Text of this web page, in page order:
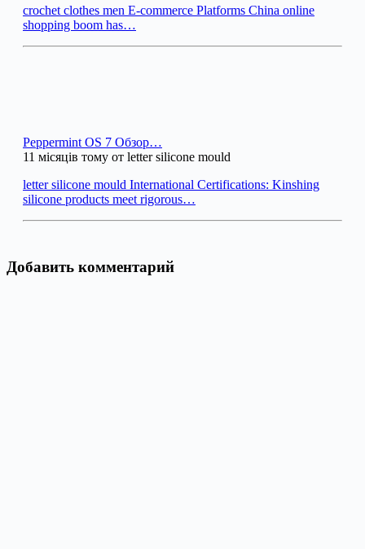
crochet clothes men E-commerce Platforms China online
shopping boom has…
Peppermint OS 7 Обзор…
11 місяців тому от letter silicone mould
letter silicone mould International Certifications: Kinshing
silicone products meet rigorous…
Добавить комментарий